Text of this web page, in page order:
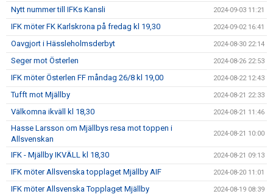
Nytt nummer till IFKs Kansli 2024-09-03 11:21
IFK möter FK Karlskrona på fredag kl 19,30 2024-09-02 16:41
Oavgjort i Hässleholmsderbyt 2024-08-30 22:14
Seger mot Österlen 2024-08-26 22:53
IFK möter Österlen FF måndag 26/8 kl 19,00 2024-08-22 12:43
Tufft mot Mjällby 2024-08-21 22:33
Välkomna ikväll kl 18,30 2024-08-21 11:46
Hasse Larsson om Mjällbys resa mot toppen i
Allsvenskan
2024-08-21 10:00
IFK - Mjällby IKVÄLL kl 18,30 2024-08-21 09:13
IFK möter Allsvenska topplaget Mjällby AIF 2024-08-20 11:01
IFK möter Allsvenska Topplaget Mjällby 2024-08-19 08:39